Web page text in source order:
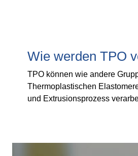
Wie werden TPO
TPO können wie andere
Thermoplastischen
und Extrusionsprozess